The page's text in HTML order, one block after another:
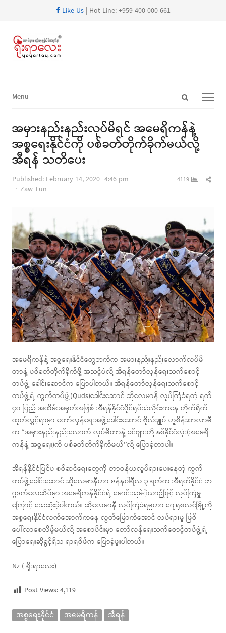
Like Us| Hot Line: +959 400 000 661
Open
Menu
Menu
အမှားနည်းနည်းလုပ်မိရင် အမေရိကန်နဲ့
အစ္စရေးနိုင်ငံကို ပစ်ခတ်တိုက်ခိုက်မယ်လို့
အီရန် သတိပေး
Published: February 14, 2020 4:46 pm
Author
Zaw Tun
4119
အမေရိကန်နဲ့ အစ္စရေးနိုင်ငံတွေဘက်က အမှားနည်းနည်းလောက်လုပ်မိ
တာနဲ့ ပစ်ခတ်တိုက်ခိုက်ဖို့ အသင့်ပဲလို့ အီရန်တော်လှန်ရေးသက်စောင့်
တပ်ဖွဲ့ ခေါင်းဆောင်က ပြောပါတယ်။ အီရန်တော်လှန်ရေးသက်စောင့်
တပ်ဖွဲ့ရဲ့ ကွက်တပ်ဖွဲ့(Quds)ခေါင်းဆောင် ဆိုလေမာနီ လုပ်ကြံခံရတဲ့ ရက်
၄၀ ပြည့် အထိမ်းအမှတ်အဖြစ် အီရန်နိုင်ငံပိုင်ရုပ်သံလိုင်းကနေ တိုက်ရိုက်
ထုတ်လွှင့်ရာမှာ တော်လှန်ရေးအဖွဲ့ခေါင်းဆောင် ဗိုလ်ချုပ် ဟူစိန်ဆာလာမီ
က “အမှားနည်းနည်းလောက် လုပ်မိတာနဲ့ ခင်ဗျားတို့ နှစ်နိုင်ငံလုံး(အမေရိ
ကန်နဲ့ အစ္စရေး)ကို ပစ်ခတ်တိုက်ခိုက်မယ်’’လို့ ပြောခဲ့တာပါ။
အီရန်နိုင်ငံပြင်ပ စစ်ဆင်ရေးတွေကို တာဝန်ယူလှုပ်ရှားပေးနေတဲ့ ကွက်
တပ်ဖွဲ့ခေါင်းဆောင် ဆိုလေမာနီဟာ ဇန်နဝါရီလ ၃ ရက်က အီရတ်နိုင်ငံ ဘ
ဂ္ဂဒက်လေဆိပ်မှာ အမေရိကန်နိုင်ငံရဲ့ မောင်းသူမဲဲ့ယာဉ်ဖြင့် လုပ်ကြံမှု
ကြောင့် သေဆုံးခဲ့ပါတယ်။ ဆိုလေမာနီ လုပ်ကြံခံရမှုဟာ ဂျေရုစလင်မြို့ကို
အစ္စရေးနိုင်ငံလက်အောက်ကနေ လွတ်မြောက်အောင် လှုပ်ရှားမှု ဖြစ်
ပေါ်လာစေလိမ့်မယ်လို့ အစောပိုင်းမှာ တော်လှန်ရေးသက်စောင့်တပ်ဖွဲ့ရဲ့
ပြောရေးဆိုခွင့်ရှိသူ ရှာရစ်ဖ်က ပြောခဲ့ဖူးပါတယ်။
Nz ( ရိုးရာလေး)
Post Views:4,119
အစ္စရေးနိုင်ငံ အမေရိကန် အီရန်